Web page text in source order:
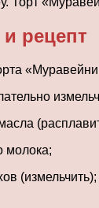
рецепт
молока;
(измельчить);